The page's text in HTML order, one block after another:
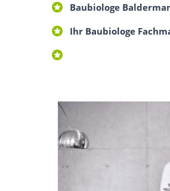
Baubiologe
Ihr Baubiologe